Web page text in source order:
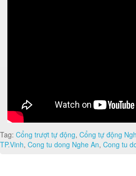
Tag: Cổng trượt tự động, Cổng tự động
TP.Vinh, Cong tu dong Nghe An, Cong tu